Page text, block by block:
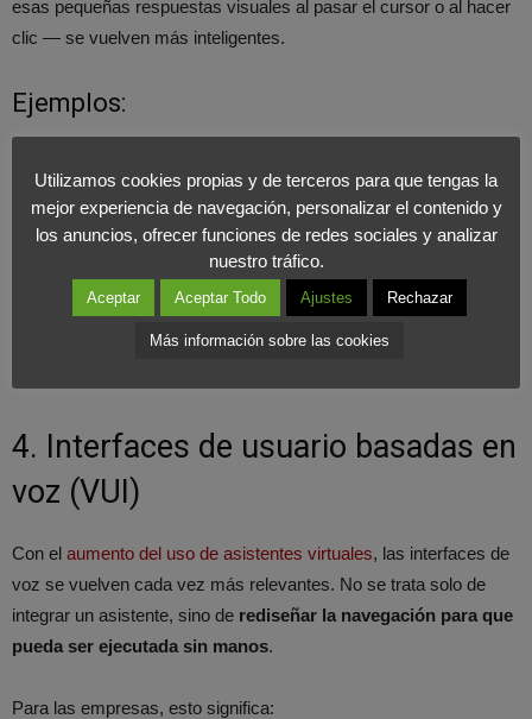
esas pequeñas respuestas visuales al pasar el cursor o al hacer
clic — se vuelven más inteligentes.
Ejemplos:
Reacciones animadasen botones.
Transiciones suavesque comunican progreso o cambio de
Estas interacciones generan
engagement emocional y
fortalecen la conexión con la marca. Bien diseñadas, pueden
4. Interfaces de usuario basadas en
voz (VUI)
Con el aumento del uso de asistentes virtuales, las interfaces de
voz se vuelven cada vez más relevantes. No se trata solo de
integrar un asistente, sino de rediseñar la navegación para que
pueda ser ejecutada sin manos.
Para las empresas, esto significa:
Utilizamos cookies propias y de terceros para que tengas la
mejor experiencia de navegación, personalizar el contenido y
los anuncios, ofrecer funciones de redes sociales y analizar
nuestro tráfico.
Aceptar Aceptar Todo Ajustes Rechazar
Más información sobre las cookies